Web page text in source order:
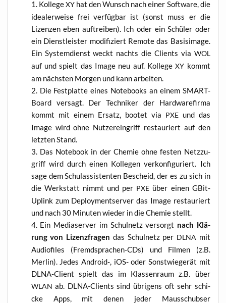
Kol­le­geXYhat den Wunsch nach einer Soft­ware, die
idea­ler­wei­se frei ver­füg­bar ist (sonst muss er die
Lizen­zen eben auf­trei­ben). Ich oder ein Schü­ler oder
ein Dienst­leis­ter modi­fi­ziert Remo­te das Basis­image.
Ein Sys­tem­dienst weckt nachts die Cli­ents via WOL
auf und spielt das Image neu auf. Kol­le­geXY kommt
am nächs­ten Mor­gen und kann arbeiten.
Die Fest­plat­te eines Note­books an einem SMART-
Board ver­sagt. Der Tech­ni­ker der Hard­ware­fir­ma
kommt mit einem Ersatz, boo­tet via PXEund das
Image wird ohne Nut­zer­ein­griff restau­riert auf den
letz­ten Stand.
Das Note­book in der Che­mie ohne fes­ten Netz­zu­
griff wird durch einen Kol­le­gen ver­kon­fi­gu­riert. Ich
sage dem Schul­as­sis­ten­ten Bescheid, der es zu sich in
die Werk­statt nimmt und per PXE über einen GBit-
Uplink zum Deploy­ment­ser­ver das Image restau­riert
und nach 30 Minu­ten wie­der in die Che­mie stellt.
Ein Media­ser­ver im Schul­netz ver­sorgt nach Klä­
rung von Lizenz­fra­gen das Schul­netz per DLNA mit
Audio­files (Fremd­spra­chen-CDs) und Fil­men (z.B.
Mer­lin). Jedes Android‑, iOS- oder Sonst­wie­ge­rät mit
DLNA-Cli­ent spielt das im Klas­sen­raum z.B. über
WLAN ab. DLNA-Cli­ents sind übri­gens oft sehr schi­
cke Apps, mit denen jeder Maus­schub­ser